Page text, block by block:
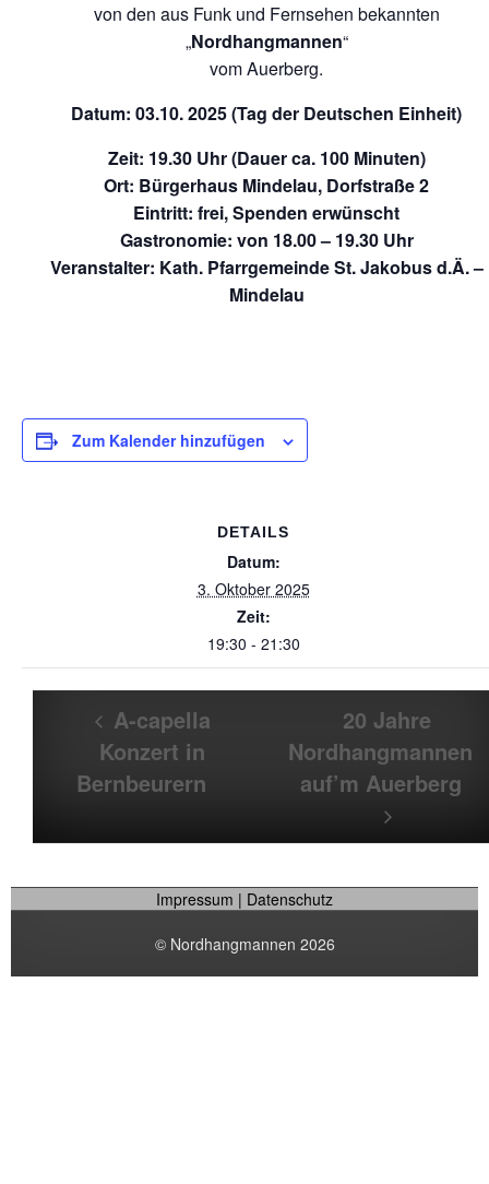
von den aus Funk und Fernsehen bekannten
„Nordhangmannen“
vom Auerberg.
Datum: 03.10. 2025 (Tag der Deutschen Einheit)
Zeit: 19.30 Uhr (Dauer ca. 100 Minuten)
Ort: Bürgerhaus Mindelau, Dorfstraße 2
Eintritt: frei, Spenden erwünscht
Gastronomie: von 18.00 – 19.30 Uhr
Veranstalter: Kath. Pfarrgemeinde St. Jakobus d.Ä. –
Mindelau
Zum Kalender hinzufügen
DETAILS
Datum:
3. Oktober 2025
Zeit:
19:30 - 21:30
A-capella
Konzert in
Bernbeurern
20 Jahre
Nordhangmannen
auf’m Auerberg
Impressum | Datenschutz
© Nordhangmannen 2026